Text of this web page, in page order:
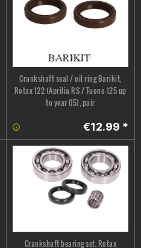
Crankshaft seal / oil ring Barikit,
Rotax 122 (Aprilia RS / Tuono 125 up
to year 05), pair
€12.99 *
Crankshaft bearing set, Rotax